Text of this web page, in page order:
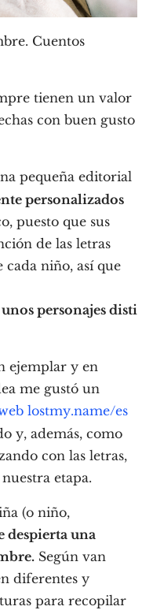
tienen un valor
con buen gusto
pequeña editorial
personalizados
puesto que sus
de las letras
niño, así que
personajes disti
ejemplar y en
me gustó un
lostmy.name/es
y, además, como
con las letras,
etapa.
(o niño,
despierta una
Según van
diferentes y
para recopilar